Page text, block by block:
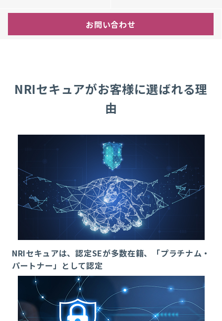
お問い合わせ
NRIセキュアがお客様に選ばれる理
由
NRIセキュアは、認定SEが多数在籍、「プラチナム・
パートナー」として認定